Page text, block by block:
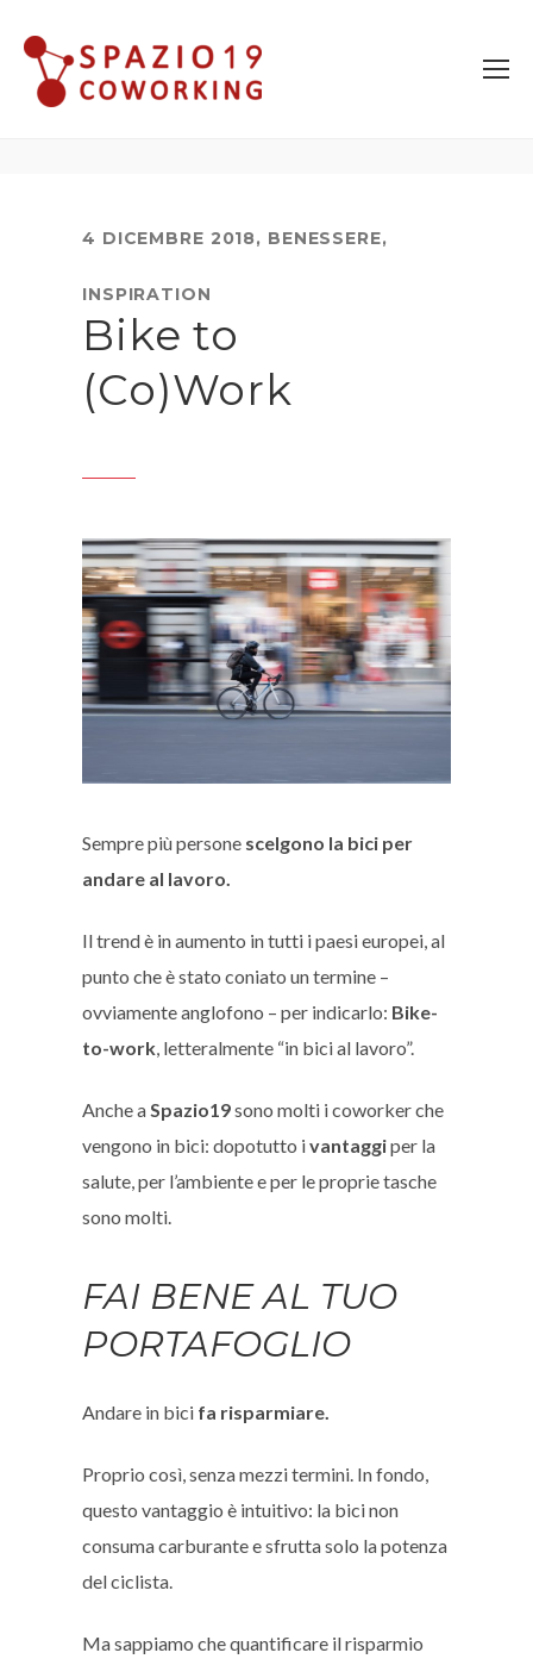
4 DICEMBRE 2018, BENESSERE,
INSPIRATION
Bike to
(Co)Work
Sempre più persone scelgono la bici per
andare al lavoro.
Il trend è in aumento in tutti i paesi europei, al
punto che è stato coniato un termine –
ovviamente anglofono – per indicarlo: Bike-
to-work, letteralmente “in bici al lavoro”.
Anche aSpazio19sono molti i coworker che
vengono in bici: dopotutto ivantaggiper la
salute, per l’ambiente e per le proprie tasche
sono molti.
FAI BENE AL TUO
PORTAFOGLIO
Andare in bici fa risparmiare.
Proprio così, senza mezzi termini. In fondo,
questo vantaggio è intuitivo: la bici non
consuma carburante e sfrutta solo la potenza
del ciclista.
Ma sappiamo che quantificare il risparmio